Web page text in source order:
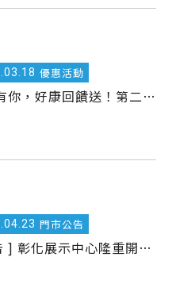
03.18 優惠活動
感恩有你，好康回饋送！第二彈！
04.23 門市公告
[ 公告 ] 彰化展示中心隆重開幕！